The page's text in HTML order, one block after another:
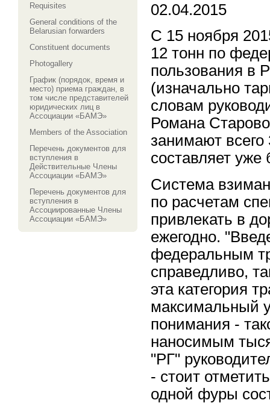
Requisites
General conditions of the
Belarusian forwarders
Сonstituent documents
Photogallery
График (порядок, время и
место) приема граждан, в
том числе представителей
юридических лиц в
Ассоциации «БАМЭ»
Members of the Association
Перечень документов для
вступления в
Действительные Члены
Ассоциации «БАМЭ»
Перечень документов для
вступления в
Ассоциированные Члены
Ассоциации «БАМЭ»
02.04.2015
С 15 ноября
12 тонн по
пользования в
(изначально
словам
Романа
занимают
составляет уже
Система
по расчетам
привлекать в
ежегодно.
федеральным
справедливо,
эта категория
максимальный
понимания -
наносимым
"РГ"
- стоит
одной фуры